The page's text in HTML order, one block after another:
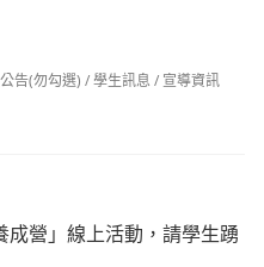
告(勿勾選) /學生訊息 / 宣導資訊
營」線上活動，請學生踴